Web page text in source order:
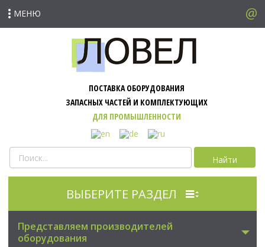
МЕНЮ
ПОСТАВКА ОБОРУДОВАНИЯ
ЗАПАСНЫХ ЧАСТЕЙ И КОМПЛЕКТУЮЩИХ
ДЛЯ ПРОМЫШЛЕННОСТИ
Найти
ВЫБЕРИТЕ РАЗДЕЛ
Представляем производителей
оборудования